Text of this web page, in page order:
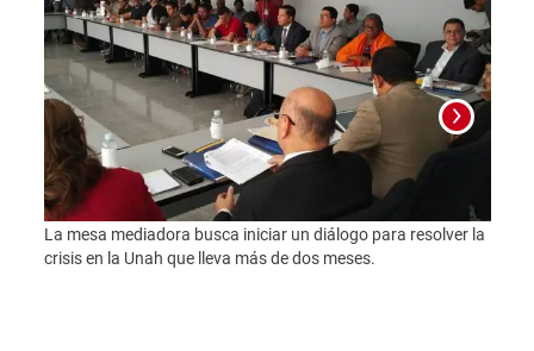
La mesa mediadora busca iniciar un diálogo para resolver la
crisis en la Unah que lleva más de dos meses.